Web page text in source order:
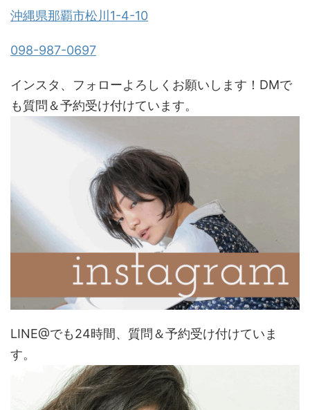
沖縄県那覇市松川1-4-10
098-987-0697
インスタ、フォローよろしくお願いします！DMで
も質問＆予約受け付けています。
LINE@でも24時間、質問＆予約受け付けていま
す。